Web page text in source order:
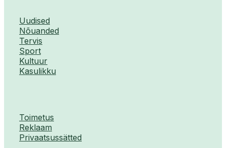
Uudised
Nõuanded
Tervis
Sport
Kultuur
Kasulikku
Toimetus
Reklaam
Privaatsussätted